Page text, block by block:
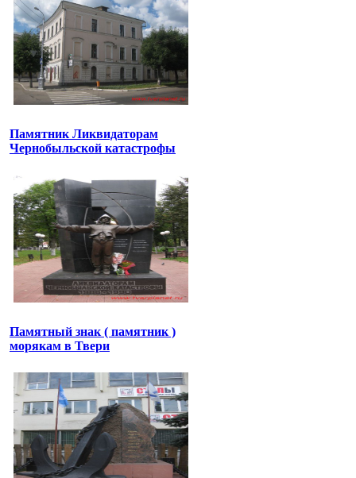
Памятник Ликвидаторам
Чернобыльской катастрофы
Памятный знак ( памятник )
морякам в Твери